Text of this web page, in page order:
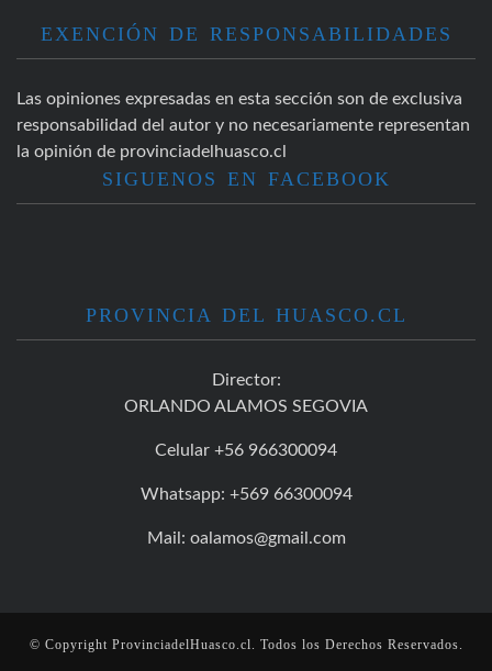
EXENCIÓN DE RESPONSABILIDADES
Las opiniones expresadas en esta sección son de exclusiva
responsabilidad del autor y no necesariamente representan
la opinión de provinciadelhuasco.cl
SIGUENOS EN FACEBOOK
PROVINCIA DEL HUASCO.CL
Director:
ORLANDO ALAMOS SEGOVIA
Celular +56 966300094
Whatsapp: +569 66300094
Mail: oalamos@gmail.com
© Copyright ProvinciadelHuasco.cl. Todos los Derechos Reservados.